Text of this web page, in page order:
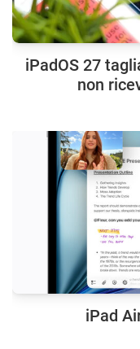
iPadOS 27
non
iPad